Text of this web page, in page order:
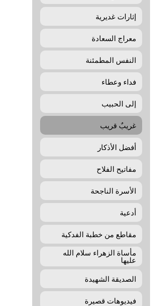
إثارات غديرية
معراج السعادة
النفس المطمئنة
فداء وعطاء
إلی الحبيب
غريبٌ قريب
أفضل الأذكار
مفاتيح الفلاح
الأسرة الناجحة
أدعية
مقاطع من خطبة الفدكية
مأساة الزهراء سلام الله
عليها
الصديقة الشهيدة
فيديوهات قصيرة